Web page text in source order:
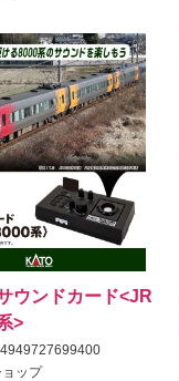
ウンドカード<JR
>
ップ